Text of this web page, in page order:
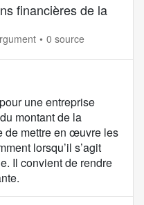
financières de la
0 source
une entreprise
montant de la
de mettre en œuvre les
lorsqu’il s’agit
Il convient de rendre